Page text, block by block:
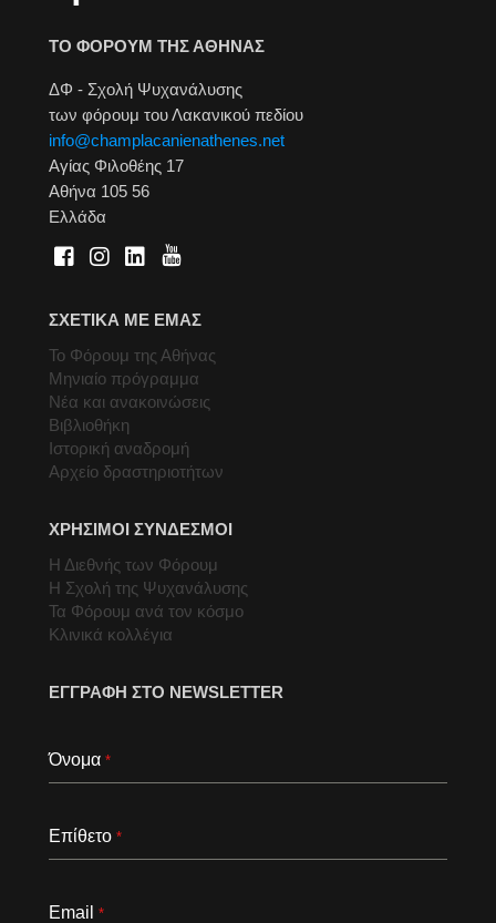
ΤΟ ΦΟΡΟΥΜ ΤΗΣ ΑΘΗΝΑΣ
ΔΦ - Σχολή Ψυχανάλυσης
των φόρουμ του Λακανικού πεδίου
info@champlacanienathenes.net
Αγίας Φιλοθέης 17
Αθήνα 105 56
Ελλάδα
ΣΧΕΤΙΚΑ ΜΕ ΕΜΑΣ
Το Φόρουμ της Αθήνας
Μηνιαίο πρόγραμμα
Νέα και ανακοινώσεις
Βιβλιοθήκη
Ιστορική αναδρομή
Αρχείο δραστηριοτήτων
ΧΡΗΣΙΜΟΙ ΣΥΝΔΕΣΜΟΙ
Η Διεθνής των Φόρουμ
Η Σχολή της Ψυχανάλυσης
Τα Φόρουμ ανά τον κόσμο
Κλινικά κολλέγια
ΕΓΓΡΑΦΗ ΣΤΟ NEWSLETTER
Όνομα *
Επίθετο *
Email *